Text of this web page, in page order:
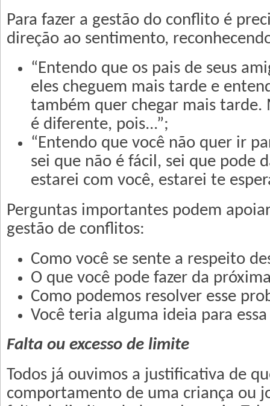
Para fazer a gestão do conflito é
direção ao sentimento,
“Entendo que os pais de seus
eles cheguem mais tarde e
também quer chegar mais tarde.
é diferente, pois...”;
“Entendo que você não quer ir
sei que não é fácil, sei que pode
estarei com você, estarei te
Perguntas importantes podem
gestão de conflitos:
Como você se sente a respeito
O que você pode fazer da
Como podemos resolver esse
Você teria alguma ideia para
Falta ou excesso de limite
Todos já ouvimos a justificativa de
comportamento de uma criança ou